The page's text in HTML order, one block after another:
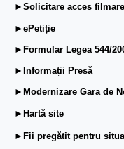
►Solicitare acces
►ePetiție
►Formular Legea 544/
►Informații Presă
►Modernizare Gara de
►Hartă site
►Fii pregătit pentru